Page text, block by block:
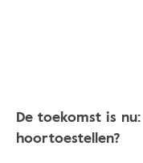
De toekomst is
hoortoestellen?